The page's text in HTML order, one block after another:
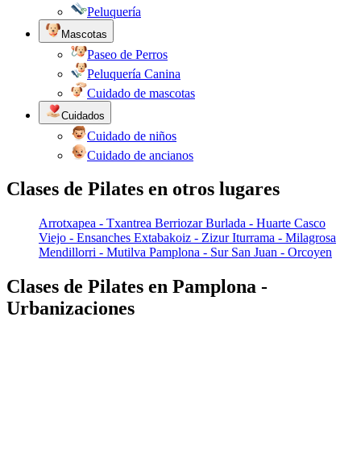
Peluquería
Mascotas
Paseo de Perros
Peluquería Canina
Cuidado de mascotas
Cuidados
Cuidado de niños
Cuidado de ancianos
Clases de Pilates en otros lugares
Arrotxapea - Txantrea Berriozar Burlada - Huarte Casco
Viejo - Ensanches Extabakoiz - Zizur Iturrama - Milagrosa
Mendillorri - Mutilva Pamplona - Sur San Juan - Orcoyen
Clases de Pilates en Pamplona -
Urbanizaciones